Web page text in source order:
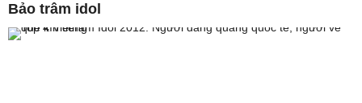
bảo trâm idol